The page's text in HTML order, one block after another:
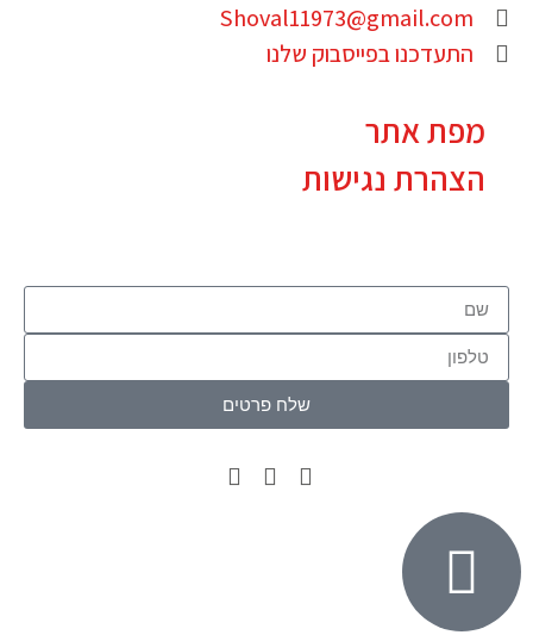
Shoval11973@gmail.com
התעדכנו בפייסבוק שלנו
מפת אתר
הצהרת נגישות
שלח פרטים